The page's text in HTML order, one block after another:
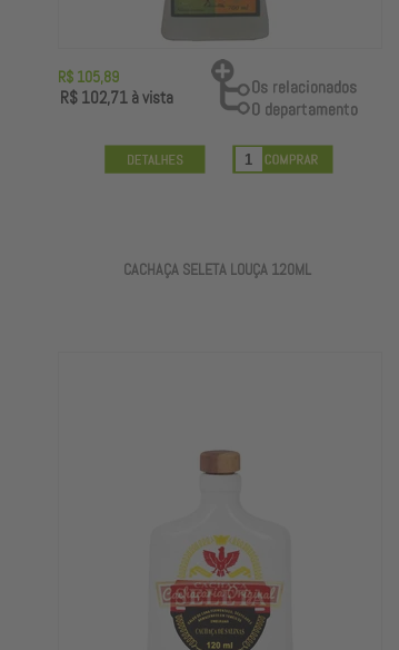
R$ 105,89
R$ 102,71à vista
CACHAÇA SELETA LOUÇA 120ML